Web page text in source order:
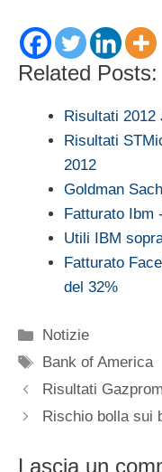
Related Posts:
Risultati 2012
Risultati
2012
Goldman
Fatturato Ibm
Utili IBM
Fatturato
del 32%
Categorie
Notizie
Tag
Bank of America
Risultati
Rischio bolla sui
Lascia un